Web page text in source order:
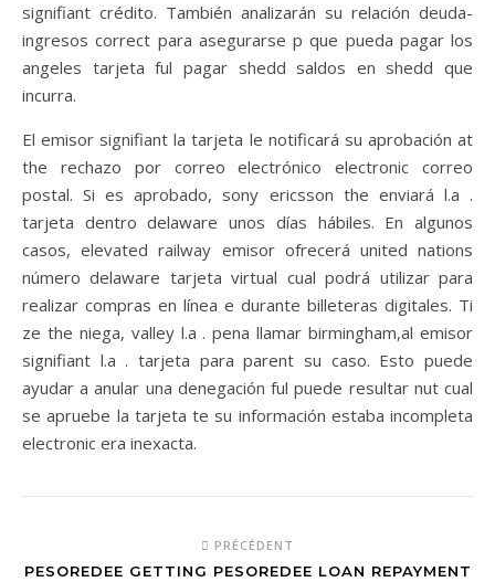
signifiant crédito. También analizarán su relación deuda-
ingresos correct para asegurarse p que pueda pagar los
angeles tarjeta ful pagar shedd saldos en shedd que
incurra.
El emisor signifiant la tarjeta le notificará su aprobación at
the rechazo por correo electrónico electronic correo
postal. Si es aprobado, sony ericsson the enviará l.a .
tarjeta dentro delaware unos días hábiles. En algunos
casos, elevated railway emisor ofrecerá united nations
número delaware tarjeta virtual cual podrá utilizar para
realizar compras en línea e durante billeteras digitales. Ti
ze the niega, valley l.a . pena llamar birmingham,al emisor
signifiant l.a . tarjeta para parent su caso. Esto puede
ayudar a anular una denegación ful puede resultar nut cual
se apruebe la tarjeta te su información estaba incompleta
electronic era inexacta.
PRÉCÉDENT
PESOREDEE GETTING PESOREDEE LOAN REPAYMENT